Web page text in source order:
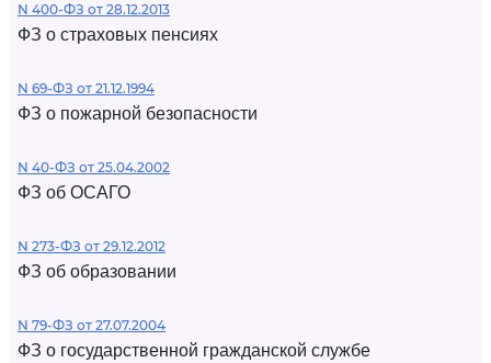
N 400-ФЗ от 28.12.2013
ФЗ о страховых пенсиях
N 69-ФЗ от 21.12.1994
ФЗ о пожарной безопасности
N 40-ФЗ от 25.04.2002
ФЗ об ОСАГО
N 273-ФЗ от 29.12.2012
ФЗ об образовании
N 79-ФЗ от 27.07.2004
ФЗ о государственной гражданской службе